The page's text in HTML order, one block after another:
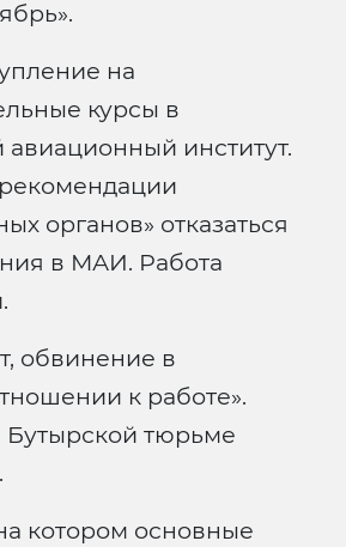
на
курсы в
институт.
органов» отказаться
в МАИ. Работа
обвинение в
к работе».
тюрьме
котором основные